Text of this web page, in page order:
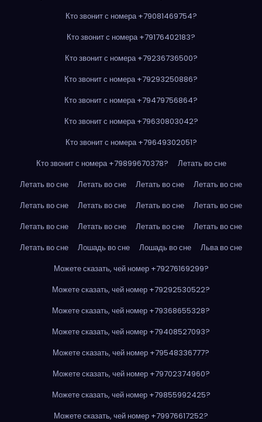
Кто звонит с номера +79081469754?
Кто звонит с номера +79176402183?
Кто звонит с номера +79236736500?
Кто звонит с номера +79293250886?
Кто звонит с номера +79479756864?
Кто звонит с номера +79630803042?
Кто звонит с номера +79649302051?
Кто звонит с номера +79899670378?
Летать во сне
Летать во сне
Летать во сне Летать во сне
Летать во сне
Летать во сне
Летать во сне Летать во сне
Летать во сне
Летать во сне
Летать во сне Летать во сне
Летать во сне
Летать во сне
Лошадь во сне Лошадь во сне
Льва во сне
Можете сказать, чей номер +79276169299?
Можете сказать, чей номер +79292530522?
Можете сказать, чей номер +79368655328?
Можете сказать, чей номер +79408527093?
Можете сказать, чей номер +79548336777?
Можете сказать, чей номер +79702374960?
Можете сказать, чей номер +79855992425?
Можете сказать, чей номер +79976617252?